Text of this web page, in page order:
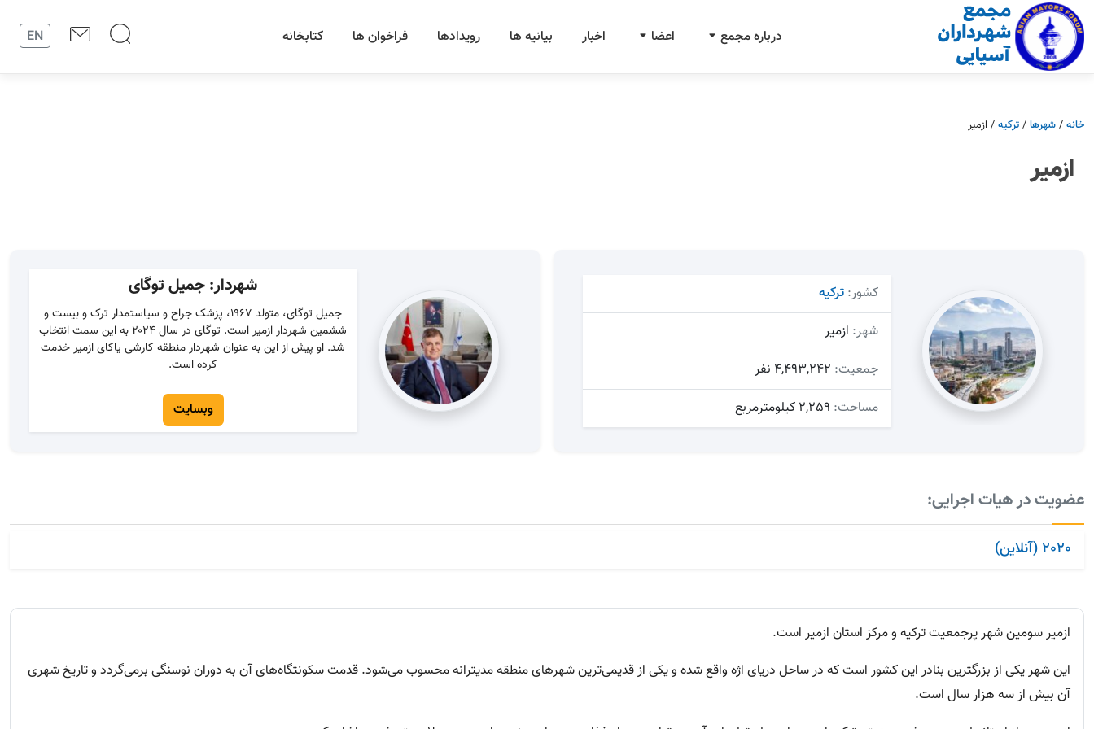
درباره مجمع اعضا اخبار بیانیه ها رویدادها فراخوان ها کتابخانه EN
خانه / شهرها / ترکیه / ازمیر
ازمیر
کشور: ترکیه
شهر: ازمیر
جمعیت:
مساحت:
شهردار: جمیل توگای
جمیل توگای، متولد ۱۹۶۷، پزشک جراح و سیاستمدار ترک و بیست و
ششمین شهردار ازمیر است. توگای در سال ۲۰۲۴ به این سمت انتخاب
شد. او پیش از این به عنوان شهردار منطقه کارشی یاکای ازمیر خدمت
کرده است.
وبسایت
عضویت در هیات اجرایی:
2020 (آنلاین)
ازمیر سومین شهر پرجمعیت ترکیه و مرکز استان ازمیر است.
این شهر یکی از بزرگترین بنادر این کشور است که در ساحل دریای اژه واقع شده و یکی از قدیمی‌ترین شهرهای منطقه مدیترانه محسوب می‌شود. قدمت سکونتگاه‌های آن به دوران نوسنگی برمی‌گردد و تاریخ شهری
آن بیش از سه هزار سال است.